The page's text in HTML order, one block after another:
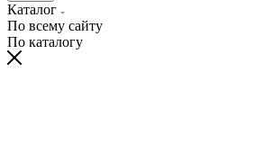
Каталог
По всему сайту
По каталогу